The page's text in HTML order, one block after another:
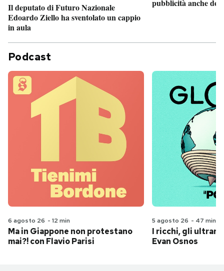
Il deputato di Futuro Nazionale
Edoardo Ziello ha sventolato un cappio
in aula
pubblicità anche
Podcast
6 agosto 26 - 12 min
Ma in Giappone non protestano
mai?! con Flavio Parisi
5 agosto 26 - 47 min
I ricchi, gli
Evan Osnos